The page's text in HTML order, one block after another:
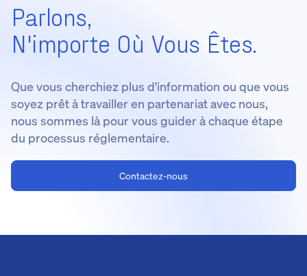
Parlons,
N'importe Où Vous Êtes.
Que vous cherchiez plus d'information ou que vous
soyez prêt à travailler en partenariat avec nous,
nous sommes là pour vous guider à chaque étape
du processus réglementaire.
Contactez-nous